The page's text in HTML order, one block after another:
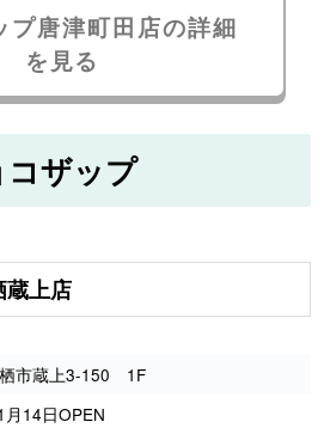
プ唐津町田店の詳細
を見る
ザップ
蔵上店
市蔵上3-150 1F
14日OPEN